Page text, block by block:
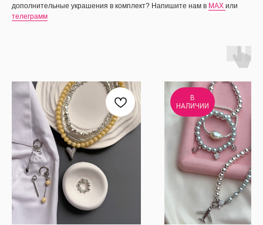
дополнительные украшения в комплект? Напишите нам в MAX или
телеграмм
В
НАЛИЧИИ